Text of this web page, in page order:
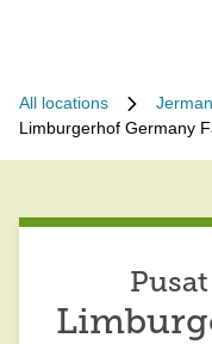
All locations Jerman
Limburgerhof Germany